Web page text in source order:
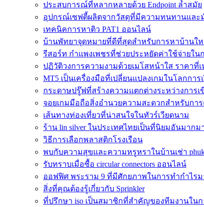
ประสบการณ์ที่หลากหลายด้วย Endpoint ล้ำสมัย
อุปกรณ์เซฟตี้ผลิตจากวัสดุที่มีความทนทานและ
เทคนิคการหาติว PAT1 ออนไลน์
บ้านพัทยาจุดหมายที่ดีที่สุดสำหรับการหาบ้านใ
รีสอร์ท กำแพงเพชรที่ช่วยประหยัดค่าใช้จ่ายใ
ปฏิวัติวงการความงามด้วยเมโสหน้าใส ราคาที่
MT5 เป็นเครื่องมือที่เปลี่ยนแปลงเกมในโลกการ
กระดาษปรู๊ฟที่สร้างความแตกต่างระหว่างการ
จอยเกมมือถือสิ่งอำนวยความสะดวกสำหรับกา
เส้นทางท่องเที่ยวที่น่าสนใจในทัวร์เวียดนาม
ร้าน lin silver ในประเทศไทยเป็นที่นิยมอันมากม
วิธีการเลือกพลาสติกโรงเรือน
พบกับความสุขและความหรูหราในบ้านเช่า
รับทราบเมื่อซื้อ circular connectors ออนไลน์
ออฟฟิศ พระราม 9 ที่มีศักยภาพในการทำกำไร
สิ่งที่คุณต้องรู้เกี่ยวกับ Sprinkler
ที่ปรึกษา iso เป็นสมาชิกที่สำคัญของทีมงานในก